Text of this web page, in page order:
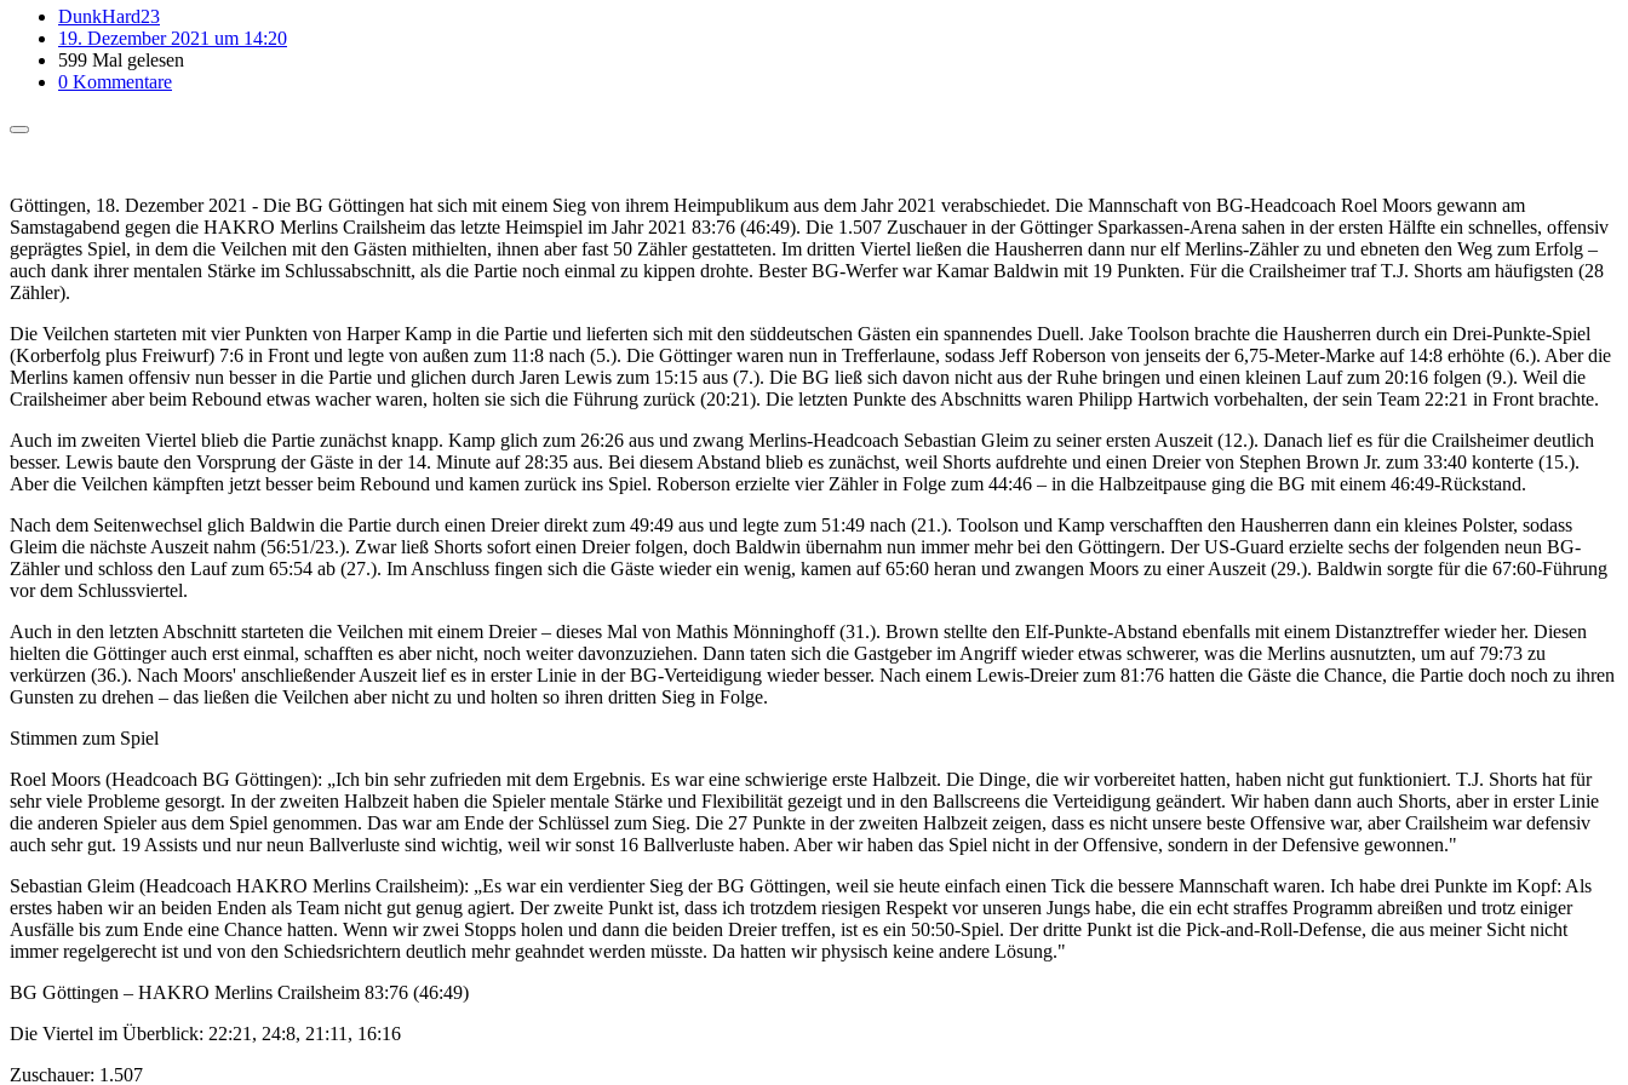
DunkHard23
19. Dezember 2021 um 14:20
599 Mal gelesen
0 Kommentare
Göttingen, 18. Dezember 2021 - Die BG Göttingen hat sich mit einem Sieg von ihrem Heimpublikum aus dem Jahr 2021 verabschiedet. Die Mannschaft von BG-Headcoach Roel Moors gewann am
Samstagabend gegen die HAKRO Merlins Crailsheim das letzte Heimspiel im Jahr 2021 83:76 (46:49). Die 1.507 Zuschauer in der Göttinger Sparkassen-Arena sahen in der ersten Hälfte ein schnelles, offensiv
geprägtes Spiel, in dem die Veilchen mit den Gästen mithielten, ihnen aber fast 50 Zähler gestatteten. Im dritten Viertel ließen die Hausherren dann nur elf Merlins-Zähler zu und ebneten den Weg zum Erfolg –
auch dank ihrer mentalen Stärke im Schlussabschnitt, als die Partie noch einmal zu kippen drohte. Bester BG-Werfer war Kamar Baldwin mit 19 Punkten. Für die Crailsheimer traf T.J. Shorts am häufigsten (28
Zähler).
Die Veilchen starteten mit vier Punkten von Harper Kamp in die Partie und lieferten sich mit den süddeutschen Gästen ein spannendes Duell. Jake Toolson brachte die Hausherren durch ein Drei-Punkte-Spiel
(Korberfolg plus Freiwurf) 7:6 in Front und legte von außen zum 11:8 nach (5.). Die Göttinger waren nun in Trefferlaune, sodass Jeff Roberson von jenseits der 6,75-Meter-Marke auf 14:8 erhöhte (6.). Aber die
Merlins kamen offensiv nun besser in die Partie und glichen durch Jaren Lewis zum 15:15 aus (7.). Die BG ließ sich davon nicht aus der Ruhe bringen und einen kleinen Lauf zum 20:16 folgen (9.). Weil die
Crailsheimer aber beim Rebound etwas wacher waren, holten sie sich die Führung zurück (20:21). Die letzten Punkte des Abschnitts waren Philipp Hartwich vorbehalten, der sein Team 22:21 in Front brachte.
Auch im zweiten Viertel blieb die Partie zunächst knapp. Kamp glich zum 26:26 aus und zwang Merlins-Headcoach Sebastian Gleim zu seiner ersten Auszeit (12.). Danach lief es für die Crailsheimer deutlich
besser. Lewis baute den Vorsprung der Gäste in der 14. Minute auf 28:35 aus. Bei diesem Abstand blieb es zunächst, weil Shorts aufdrehte und einen Dreier von Stephen Brown Jr. zum 33:40 konterte (15.).
Aber die Veilchen kämpften jetzt besser beim Rebound und kamen zurück ins Spiel. Roberson erzielte vier Zähler in Folge zum 44:46 – in die Halbzeitpause ging die BG mit einem 46:49-Rückstand.
Nach dem Seitenwechsel glich Baldwin die Partie durch einen Dreier direkt zum 49:49 aus und legte zum 51:49 nach (21.). Toolson und Kamp verschafften den Hausherren dann ein kleines Polster, sodass
Gleim die nächste Auszeit nahm (56:51/23.). Zwar ließ Shorts sofort einen Dreier folgen, doch Baldwin übernahm nun immer mehr bei den Göttingern. Der US-Guard erzielte sechs der folgenden neun BG-
Zähler und schloss den Lauf zum 65:54 ab (27.). Im Anschluss fingen sich die Gäste wieder ein wenig, kamen auf 65:60 heran und zwangen Moors zu einer Auszeit (29.). Baldwin sorgte für die 67:60-Führung
vor dem Schlussviertel.
Auch in den letzten Abschnitt starteten die Veilchen mit einem Dreier – dieses Mal von Mathis Mönninghoff (31.). Brown stellte den Elf-Punkte-Abstand ebenfalls mit einem Distanztreffer wieder her. Diesen
hielten die Göttinger auch erst einmal, schafften es aber nicht, noch weiter davonzuziehen. Dann taten sich die Gastgeber im Angriff wieder etwas schwerer, was die Merlins ausnutzten, um auf 79:73 zu
verkürzen (36.). Nach Moors' anschließender Auszeit lief es in erster Linie in der BG-Verteidigung wieder besser. Nach einem Lewis-Dreier zum 81:76 hatten die Gäste die Chance, die Partie doch noch zu ihren
Gunsten zu drehen – das ließen die Veilchen aber nicht zu und holten so ihren dritten Sieg in Folge.
Stimmen zum Spiel
Roel Moors (Headcoach BG Göttingen): „Ich bin sehr zufrieden mit dem Ergebnis. Es war eine schwierige erste Halbzeit. Die Dinge, die wir vorbereitet hatten, haben nicht gut funktioniert. T.J. Shorts hat für
sehr viele Probleme gesorgt. In der zweiten Halbzeit haben die Spieler mentale Stärke und Flexibilität gezeigt und in den Ballscreens die Verteidigung geändert. Wir haben dann auch Shorts, aber in erster Linie
die anderen Spieler aus dem Spiel genommen. Das war am Ende der Schlüssel zum Sieg. Die 27 Punkte in der zweiten Halbzeit zeigen, dass es nicht unsere beste Offensive war, aber Crailsheim war defensiv
auch sehr gut. 19 Assists und nur neun Ballverluste sind wichtig, weil wir sonst 16 Ballverluste haben. Aber wir haben das Spiel nicht in der Offensive, sondern in der Defensive gewonnen."
Sebastian Gleim (Headcoach HAKRO Merlins Crailsheim): „Es war ein verdienter Sieg der BG Göttingen, weil sie heute einfach einen Tick die bessere Mannschaft waren. Ich habe drei Punkte im Kopf: Als
erstes haben wir an beiden Enden als Team nicht gut genug agiert. Der zweite Punkt ist, dass ich trotzdem riesigen Respekt vor unseren Jungs habe, die ein echt straffes Programm abreißen und trotz einiger
Ausfälle bis zum Ende eine Chance hatten. Wenn wir zwei Stopps holen und dann die beiden Dreier treffen, ist es ein 50:50-Spiel. Der dritte Punkt ist die Pick-and-Roll-Defense, die aus meiner Sicht nicht
immer regelgerecht ist und von den Schiedsrichtern deutlich mehr geahndet werden müsste. Da hatten wir physisch keine andere Lösung."
BG Göttingen – HAKRO Merlins Crailsheim 83:76 (46:49)
Die Viertel im Überblick: 22:21, 24:8, 21:11, 16:16
Zuschauer: 1.507